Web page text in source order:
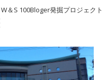
W＆S 100Bloger発掘プロジェクト
ル